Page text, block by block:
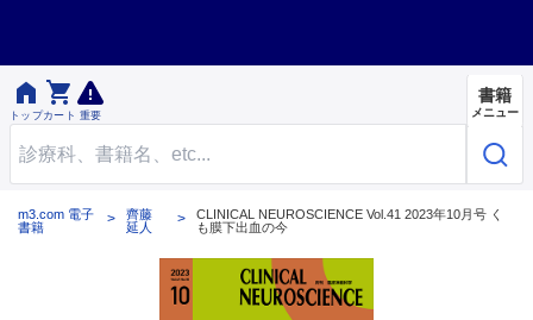

トップ

カート 重要
書籍
メニュー
m3.com 電子
書籍
齊藤
延人
CLINICAL NEUROSCIENCE Vol.41 2023年10月号 く
も膜下出血の今